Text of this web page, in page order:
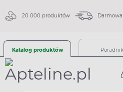
20 000 produktów
Katalog produktów Poradnik